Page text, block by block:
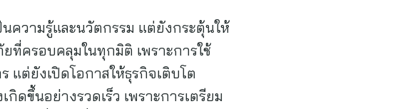
ความรู้และนวัตกรรม แต่ยังกระตุ้นให้
ครอบคลุมในทุกมิติ เพราะการใช้
แต่ยังเปิดโอกาสให้ธุรกิจเติบโต
ดขึ้นอย่างรวดเร็ว เพราะการเตรียม